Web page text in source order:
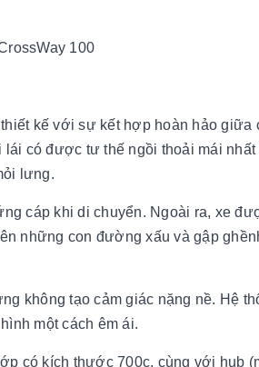
100
kế với sự kết hợp hoàn hảo giữa
có được tư thế ngồi thoải mái nhất
lưng.
cáp khi di chuyển. Ngoài ra, xe
những con đường xấu và gập
không tạo cảm giác nặng nề. Hệ
một cách êm ái.
có kích thước 700c, cùng với hub